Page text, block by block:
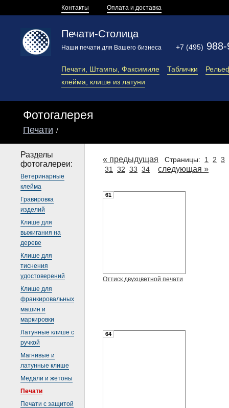
Контакты Оплата и доставка
Печати-Столица
Наши печати для Вашего бизнеса +7 (495)
Печати, Штампы, Факсимиле Таблички
клейма, клише из латуни
Фотогалерея
Печати /
Разделы
фотогалереи:
Ветеринарные
клейма
Гравировка
изделий
Клише для
выжигания на
дереве
Клише для
тиснения
удостоверений
Клише для
франкировальных
машин и
маркировки
Латунные клише с
ручкой
Магнивые и
латунные клише
Медали и жетоны
Печати
Печати с защитой
« предыдущая Страницы: 1 2 3
31 32 33 34 cледующая »
61
Оттиск двухцветной печати
64